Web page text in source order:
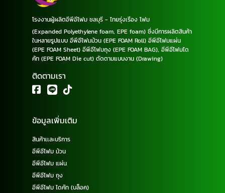
โรงงานผู้ผลิตอีพีอีโฟม ชลบุรี - ไทยรุ่งเรือง โฟม
(Expanded Polyethylene foam, EPE foam) ซึ่งมีการผลิตสินค้า
ในหลายรูปแบบ อีพีอีโฟมม้วน (EPE FOAM Roll) อีพีอีโฟมแผ่น
(EPE FOAM Sheet) อีพีอีโฟมถุง (EPE FOAM BAG), อีพีอีโฟมได
คัท (EPE FOAM Die cut) ตัดตามแบบงาน (Drawing)
ติดตามเรา
ข้อมูลเพิ่มเติม
สินค้าเเละบริการ
อีพีอีโฟม ม้วน
อีพีอีโฟม แผ่น
อีพีอีโฟม ถุง
อีพีอีโฟม ไดคัท (บล็อค)